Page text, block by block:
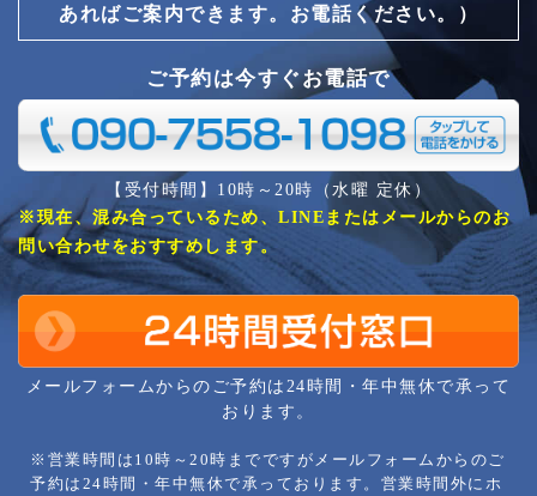
あればご案内できます。お電話ください。）
ご予約は今すぐお電話で
【受付時間】10時～20時（水曜 定休）
※現在、混み合っているため、LINEまたはメールからのお
問い合わせをおすすめします。
メールフォームからのご予約は24時間・年中無休で承って
おります。
※営業時間は10時～20時までですがメールフォームからのご
予約は24時間・年中無休で承っております。営業時間外にホ